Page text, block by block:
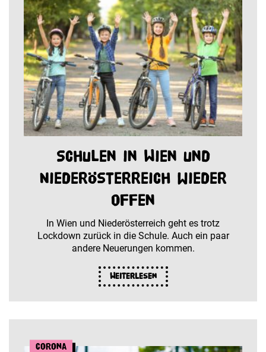
Schulen in Wien und
Niederösterreich wieder
offen
In Wien und Niederösterreich geht es trotz
Lockdown zurück in die Schule. Auch ein paar
andere Neuerungen kommen.
Weiterlesen
Corona